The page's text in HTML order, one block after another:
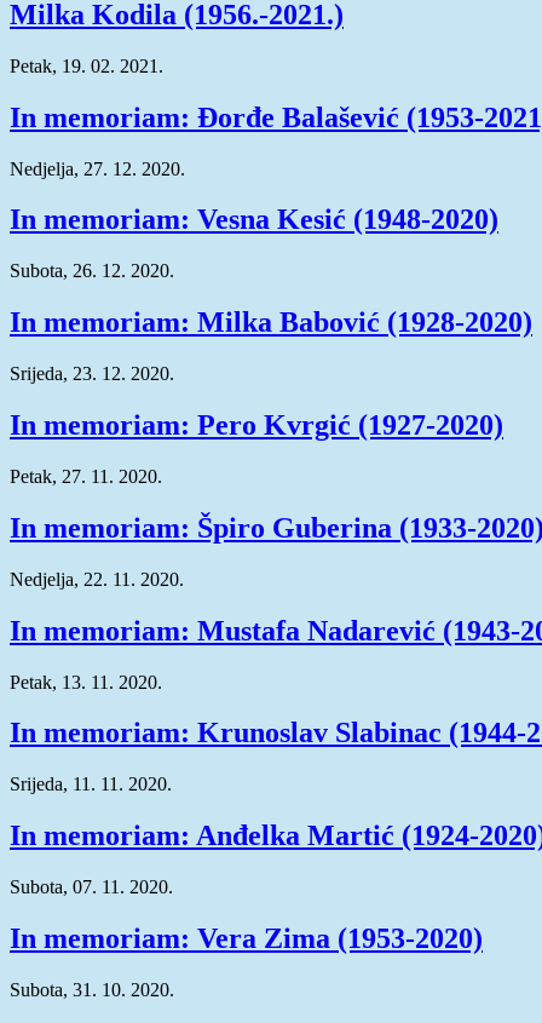
Milka Kodila (1956.-2021.)
Petak, 19. 02. 2021.
In memoriam: Đorđe Balašević (1953-
Nedjelja, 27. 12. 2020.
In memoriam: Vesna Kesić (1948-2020)
Subota, 26. 12. 2020.
In memoriam: Milka Babović (1928-2020)
Srijeda, 23. 12. 2020.
In memoriam: Pero Kvrgić (1927-2020)
Petak, 27. 11. 2020.
In memoriam: Špiro Guberina (1933-
Nedjelja, 22. 11. 2020.
In memoriam: Mustafa Nadarević (1943-
Petak, 13. 11. 2020.
In memoriam: Krunoslav Slabinac (1944-
Srijeda, 11. 11. 2020.
In memoriam: Anđelka Martić (1924-
Subota, 07. 11. 2020.
In memoriam: Vera Zima (1953-2020)
Subota, 31. 10. 2020.